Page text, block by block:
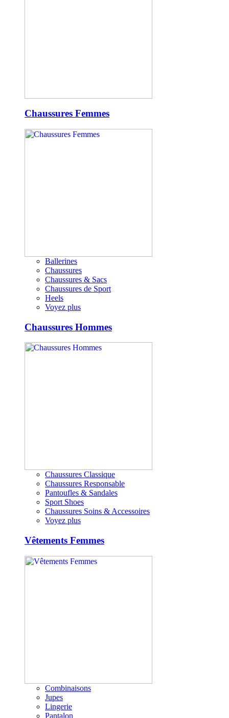
Chaussures Femmes
Ballerines
Chaussures
Chaussures & Sacs
Chaussures de Sport
Heels
Voyez plus
Chaussures Hommes
Chaussures Classique
Chaussures Responsable
Pantoufles & Sandales
Sport Shoes
Chaussures Soins & Accessoires
Voyez plus
Vêtements Femmes
Combinaisons
Jupes
Lingerie
Pantalon